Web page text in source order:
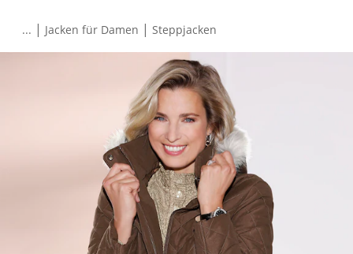
... | Jacken für Damen | Steppjacken